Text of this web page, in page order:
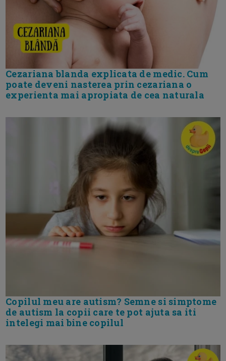
Cezariana blanda explicata de medic. Cum
poate deveni nasterea prin cezariana o
experienta mai apropiata de cea naturala
Copilul meu are autism? Semne si simptome
de autism la copii care te pot ajuta sa iti
intelegi mai bine copilul